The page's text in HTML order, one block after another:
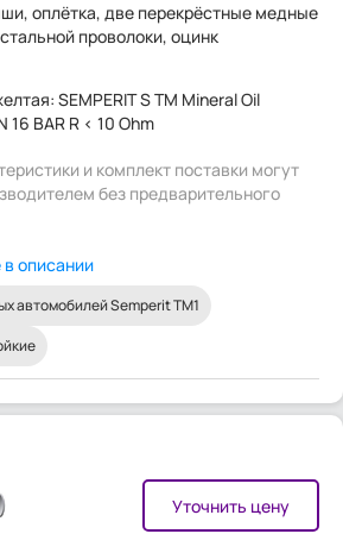
оплётка, две перекрёстные медные
проволоки, оцинк
SEMPERIT S TM Mineral Oil
16 BAR R < 10 Ohm
и комплект поставки могут
без предварительного
описании
автомобилей Semperit TM1
Уточнить цену